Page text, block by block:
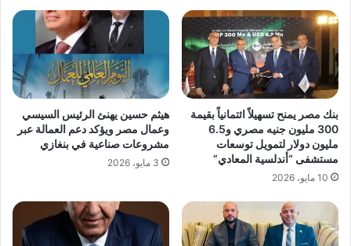
بنك مصر يمنح تسهيلاً ائتمانياً بقيمة
300 مليون جنيه مصري و6.5
مليون دولار لتمويل توسعات
مستشفى “أندلسية المعادي”
10 مايو، 2026
هيثم حسين يهنئ الرئيس السيسي
وعمال مصر ويؤكد دعم العمالة عبر
مشروعات صناعية في بنغازي
3 مايو، 2026